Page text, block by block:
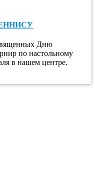
Дню
по настольному
в нашем центре.